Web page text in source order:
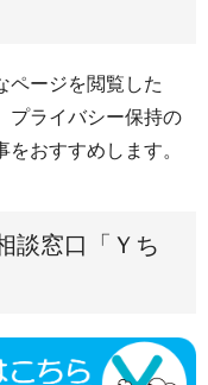
ページを閲覧した
プライバシー保持の
おすすめします。
談窓口「Ｙち